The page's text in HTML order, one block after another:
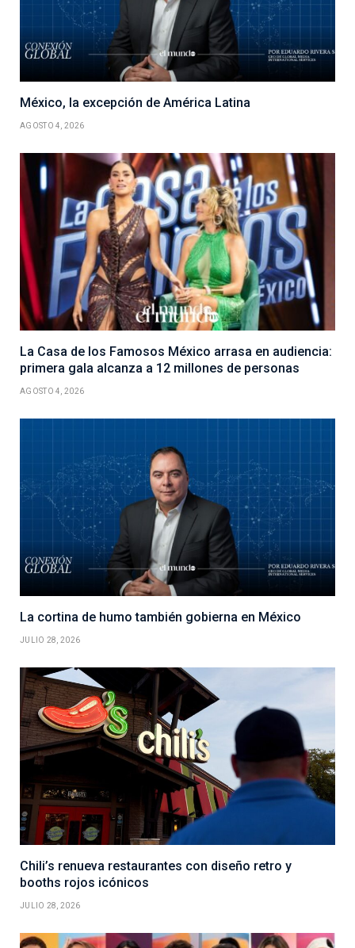
México, la excepción de América Latina
AGOSTO 4, 2026
La Casa de los Famosos México arrasa en audiencia:
primera gala alcanza a 12 millones de personas
AGOSTO 4, 2026
La cortina de humo también gobierna en México
JULIO 28, 2026
Chili’s renueva restaurantes con diseño retro y
booths rojos icónicos
JULIO 28, 2026